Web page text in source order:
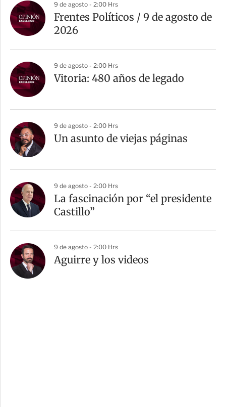
9 de agosto - 2:00 Hrs
Frentes Políticos / 9 de agosto de
2026
9 de agosto - 2:00 Hrs
Vitoria: 480 años de legado
9 de agosto - 2:00 Hrs
Un asunto de viejas páginas
9 de agosto - 2:00 Hrs
La fascinación por “el presidente
Castillo”
9 de agosto - 2:00 Hrs
Aguirre y los videos